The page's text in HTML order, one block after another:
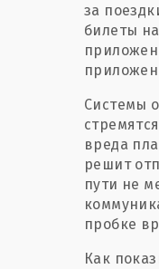
за
билеты
Системы
вреда
решит
пути не
пробке
Как